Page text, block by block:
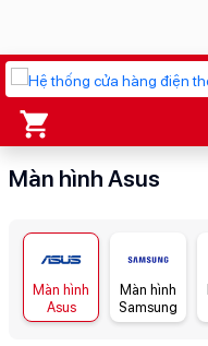
Xu hướng tìm kiếm
AirTag 2 Mới
AirPods 4
Màn hình Asus
Màn hình
Samsung
Màn hình
Asus